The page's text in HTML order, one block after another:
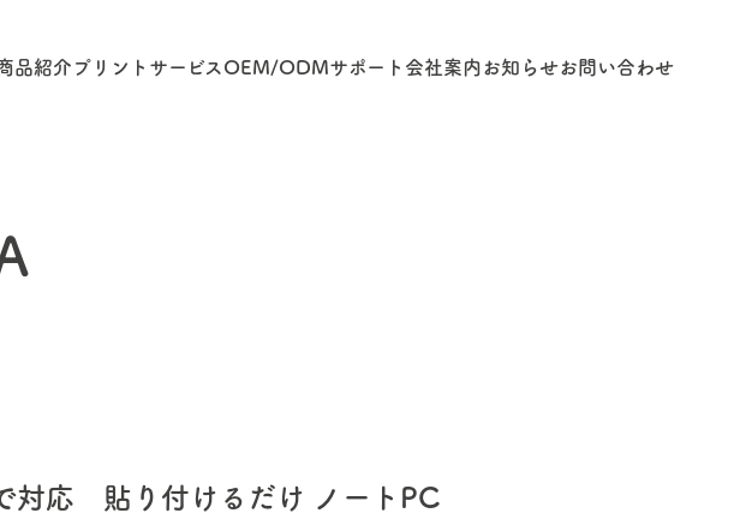
品紹介 プリントサービス OEM/ODMサポート 会社案内 お知らせお問い合わせ
対応 貼り付けるだけ ノートPC